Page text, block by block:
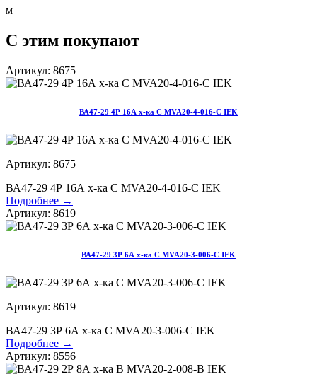
м
С этим покупают
Артикул: 8675
ВА47-29 4Р 16А х-ка С MVA20-4-016-С IEK
Артикул: 8675
ВА47-29 4Р 16А х-ка С MVA20-4-016-С IEK
Подробнее →
Артикул: 8619
ВА47-29 3Р 6А х-ка С MVA20-3-006-С IEK
Артикул: 8619
ВА47-29 3Р 6А х-ка С MVA20-3-006-С IEK
Подробнее →
Артикул: 8556